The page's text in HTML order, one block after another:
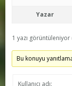
Yazar
1 yazı
Bu konuyu
Kullanıcı adı: